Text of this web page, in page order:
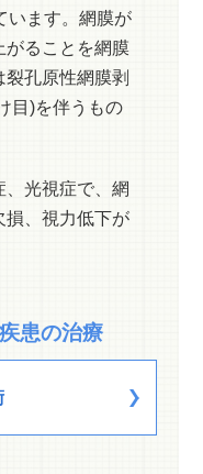
います。網膜が
がることを網膜
孔原性網膜剥
目)を伴うもの
光視症で、網
損、視力低下が
患の治療